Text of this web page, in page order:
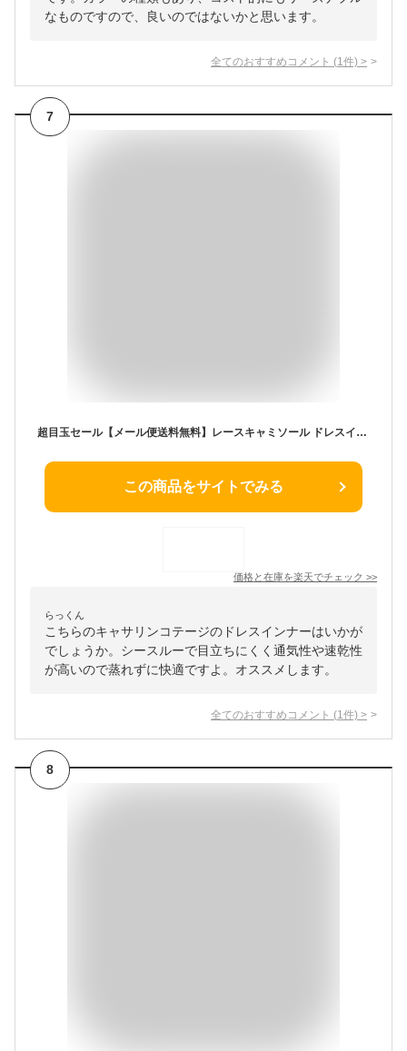
なものですので、良いのではないかと思います。
全てのおすすめコメント (1 件) >
7
超目玉セール【メール便送料無料】レースキャミソール ドレスインナー キッズ 女の子 肌着 シースルー オフショル キャサリンコテージ YUP12 ≪メール便優先商品≫ sp
この商品をサイトでみる
価格と在庫を楽天でチェック >>
らっくん
こちらのキャサリンコテージのドレスインナーはいかが
でしょうか。シースルーで目立ちにくく通気性や速乾性
が高いので蒸れずに快適ですよ。オススメします。
全てのおすすめコメント (1 件) >
8